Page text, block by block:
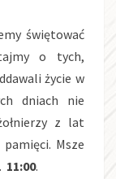
świętować
o tych,
życie w
dniach nie
z lat
Msze
11:00.